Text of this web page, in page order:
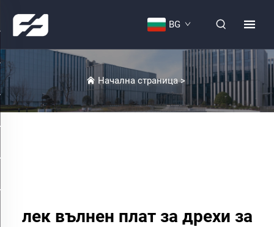
BG
Начална страница>
лек вълнен плат за дрехи за